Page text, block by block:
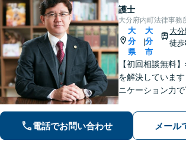
護士
大分府内町法律事務
大
分
県
|
大
分
市
大
徒
【初回相談無料
を解決していま
ニケーション力で
からの未払い賃
（私選）」のご
【事前予約で土
電話でお問い合わせ メール